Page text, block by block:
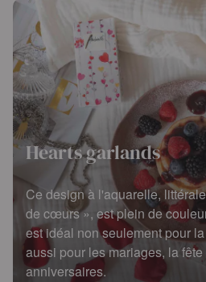
Hearts garlands
Ce design à l'aquarelle,
de cœurs », est plein de
est idéal non seulement pour
aussi pour les mariages, la
anniversaires.